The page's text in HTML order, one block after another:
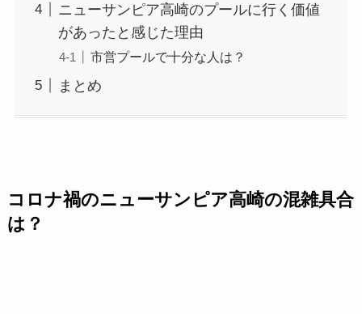
ニューサンピア高崎のプールに行く価値
があったと感じた理由
市営プールで十分な人は？
まとめ
コロナ禍のニューサンピア高崎の混雑具合
は？